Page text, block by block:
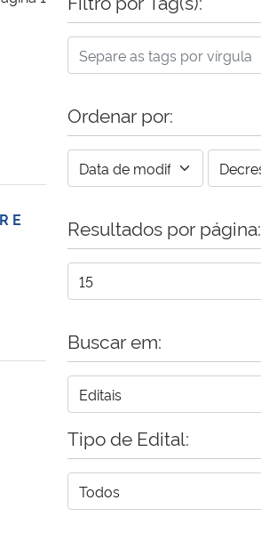
E
Ordenar por:
Resultados por página:
Buscar em:
Tipo de Edital: